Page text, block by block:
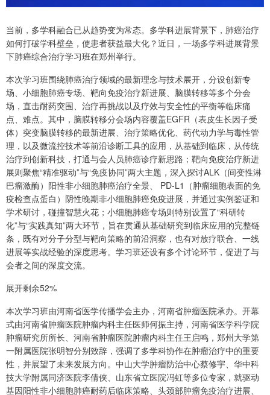
当前，多学科融合已从趋势变为常态。多学科进展背景下，肺癌治疗
如何打破学科壁垒，使患者获益最大化？近日，一场多学科进展背景
下肺癌综合治疗学习班在郑州举行。
本次学习班围绕肺癌治疗领域的最新理念与技术展开，分设创新专
场、小细胞肺癌专场、靶向免疫治疗新进展、脑膜转移等多个分会
场，直击耐药突围、治疗再挑战以及疗效与安全性的平衡等临床痛
点、难点。其中，脑膜转移分会场内容覆盖EGFR（表皮生长因子受
体）突变脑膜转移的最新进展、治疗策略优化、药代动力学与毒性管
理，以及微流控技术等前沿诊断工具的应用，从基础到临床，从传统
治疗到创新科技，打通与会人员肺癌诊疗新思路；靶向免疫治疗新进
展则聚焦“精准驱动”与“免疫协同”两大主题，深入探讨ALK（间变性淋
巴瘤激酶）阳性非小细胞肺癌治疗全景、 PD-L1（肿瘤细胞表面的免
疫检查点蛋白）阴性晚期非小细胞肺癌免疫进展，并通过实例鉴证和
学术研讨，碰撞智慧火花；小细胞肺癌专场则特别设置了“科研转
化”与“实践真知”两大环节，旨在贯通从基础研究到临床应用的完整链
条，既有对分子分型与靶向策略的前沿洞察，也有对放疗联合、一线
进展等实战经验的深度思考。学习班还设有多个讨论环节，促进了与
会者之间的深度交流。
展开剩余52%
本次学习班由河南省医学传播学会主办，河南省肿瘤医院承办。开幕
式由河南省肿瘤医院肿瘤内科主任医师何振主持，河南省医学科学院
肿瘤研究所所长、河南省肿瘤医院肿瘤内科主任王启鸣，郑州大学第
一附属医院张明智分别致辞，强调了多学科协作在肿瘤治疗中的重要
性，并展望了未来发展方向。中山大学肿瘤防治中心蔡修宇、华中科
技大学附属同济医院李倩侠、山东省立医院冯虹等多位专家，就驱动
基因阳性非小细胞肺癌耐药后临床策略、头颈部肿瘤免疫治疗进展、